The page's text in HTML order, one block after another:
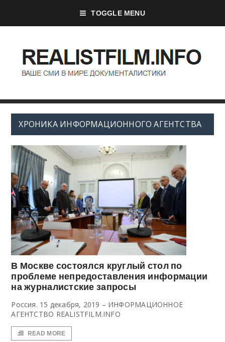
TOGGLE MENU
ХРОНИКА ИНФОРМАЦИОННОГО АГЕНТСТВА
В Москве состоялся круглый стол по
проблеме непредоставления информации
на журналистские запросы
Россия. 15 декабря, 2019 – ИНФОРМАЦИОННОЕ
АГЕНТСТВО REALISTFILM.INFO
READ MORE